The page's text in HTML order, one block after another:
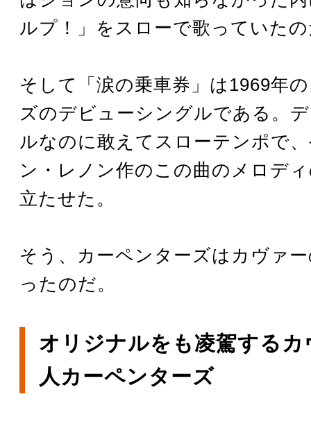
ルプ！」をスローで歌っていた
そして「涙の乗車券」は1969年
ズのデビューシングルである。
ルなのに敢えてスローテンポで
ン・レノン作のこの曲のメロデ
立たせた。
そう、カーペンターズはカヴァ
ったのだ。
オリジナルをも凌駕するカ
人カーペンターズ